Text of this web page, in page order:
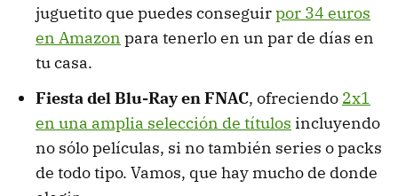
juguetito que puedes conseguirpor 34 euros
en Amazon para tenerlo en un par de días en
tu casa.
Fiesta del Blu-Ray en FNAC, ofreciendo 2x1
en una amplia selección de títulos incluyendo
no sólo películas, si no también series o packs
de todo tipo. Vamos, que hay mucho de donde